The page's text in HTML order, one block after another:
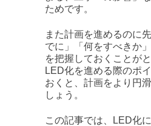
ためです。
また計画を進めるのに
でに」「何をすべきか
を把握しておくことが
LED化を進める際のポ
おくと、計画をより円
しょう。
この記事では、LED化